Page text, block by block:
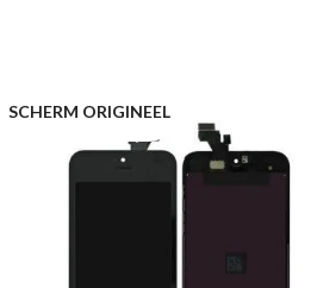
SCHERM ORIGINEEL